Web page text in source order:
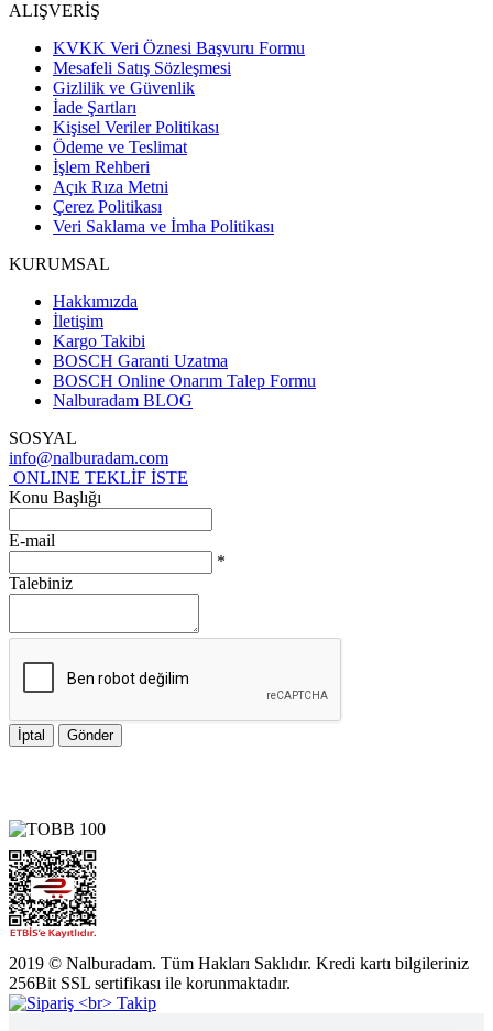
ALIŞVERİŞ
KVKK Veri Öznesi Başvuru Formu
Mesafeli Satış Sözleşmesi
Gizlilik ve Güvenlik
İade Şartları
Kişisel Veriler Politikası
Ödeme ve Teslimat
İşlem Rehberi
Açık Rıza Metni
Çerez Politikası
Veri Saklama ve İmha Politikası
KURUMSAL
Hakkımızda
İletişim
Kargo Takibi
BOSCH Garanti Uzatma
BOSCH Online Onarım Talep Formu
Nalburadam BLOG
SOSYAL
info@nalburadam.com
ONLINE TEKLİF İSTE
Konu Başlığı
E-mail
*
Talebiniz
İptal Gönder
2019 © Nalburadam. Tüm Hakları Saklıdır. Kredi kartı bilgileriniz
256Bit SSL sertifikası ile korunmaktadır.